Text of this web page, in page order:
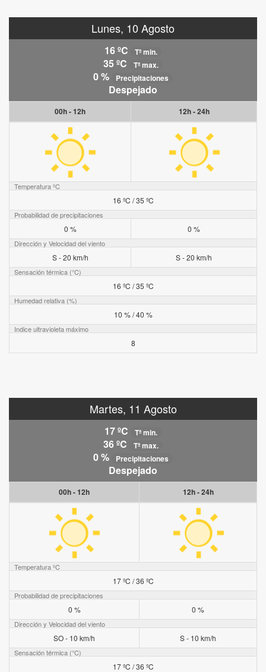
Lunes, 10 Agosto
16 ºC Tª min.
35 ºC Tª max.
0 % Precipitaciones
Despejado
00h - 12h 12h - 24h
Temperatura ºC
16 ºC / 35 ºC
Probabilidad de precipitaciones
0 % 0 %
Dirección y Velocidad del viento
S - 20 km/h S - 20 km/h
Sensación térmica (°C)
16 ºC / 35 ºC
Humedad relativa (%)
10 % / 40 %
Indice ultravioleta máximo
8
Martes, 11 Agosto
17 ºC Tª min.
36 ºC Tª max.
0 % Precipitaciones
Despejado
00h - 12h 12h - 24h
Temperatura ºC
17 ºC / 36 ºC
Probabilidad de precipitaciones
0 % 0 %
Dirección y Velocidad del viento
SO - 10 km/h S - 10 km/h
Sensación térmica (°C)
17 ºC / 36 ºC